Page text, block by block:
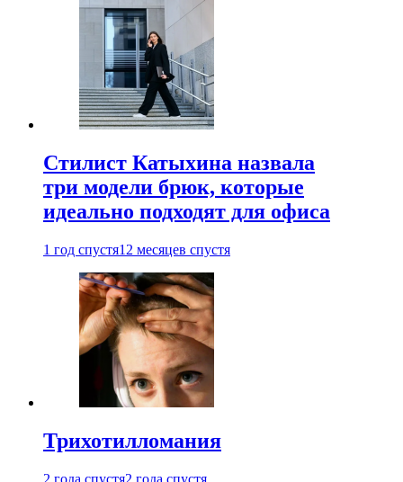
Стилист Катыхина назвала
три модели брюк, которые
идеально подходят для офиса
1 год спустя12 месяцев спустя
Трихотилломания
2 года спустя2 года спустя